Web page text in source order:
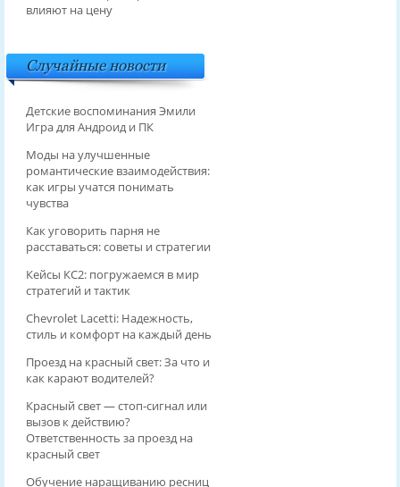
влияют на цену
Случайные новости
Детские воспоминания Эмили
Игра для Андроид и ПК
Моды на улучшенные
романтические взаимодействия:
как игры учатся понимать
чувства
Как уговорить парня не
расставаться: советы и стратегии
Кейсы КС2: погружаемся в мир
стратегий и тактик
Chevrolet Lacetti: Надежность,
стиль и комфорт на каждый день
Проезд на красный свет: За что и
как карают водителей?
Красный свет — стоп-сигнал или
вызов к действию?
Ответственность за проезд на
красный свет
Обучение наращиванию ресниц